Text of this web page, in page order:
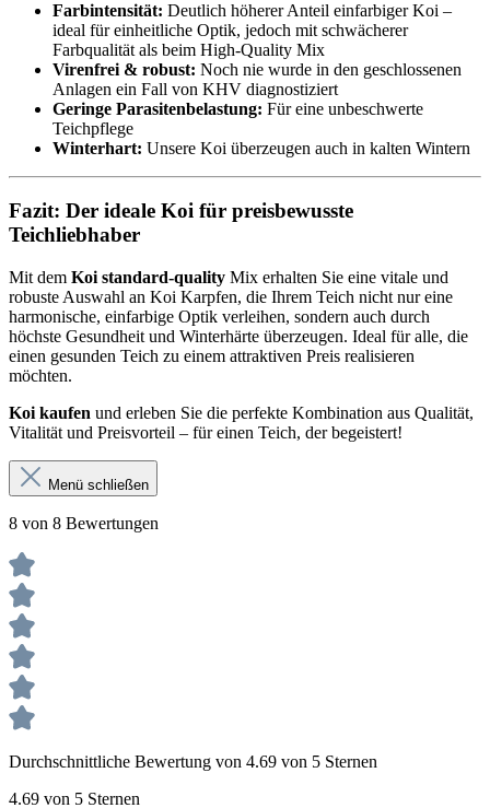
Farbintensität: Deutlich höherer Anteil einfarbiger Koi –
ideal für einheitliche Optik, jedoch mit schwächerer
Farbqualität als beim High-Quality Mix
Virenfrei & robust: Noch nie wurde in den geschlossenen
Anlagen ein Fall von KHV diagnostiziert
Geringe Parasitenbelastung: Für eine unbeschwerte
Teichpflege
Winterhart: Unsere Koi überzeugen auch in kalten Wintern
Fazit: Der ideale Koi für preisbewusste
Teichliebhaber
Mit dem Koi standard-quality Mix erhalten Sie eine vitale und
robuste Auswahl an Koi Karpfen, die Ihrem Teich nicht nur eine
harmonische, einfarbige Optik verleihen, sondern auch durch
höchste Gesundheit und Winterhärte überzeugen. Ideal für alle, die
einen gesunden Teich zu einem attraktiven Preis realisieren
möchten.
Koi kaufen und erleben Sie die perfekte Kombination aus Qualität,
Vitalität und Preisvorteil – für einen Teich, der begeistert!
Menü schließen
8 von 8 Bewertungen
Durchschnittliche Bewertung von 4.69 von 5 Sternen
4.69 von 5 Sternen